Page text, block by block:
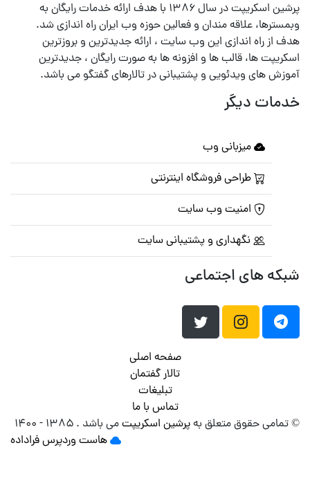
پرشین اسکریپت در سال ۱۳۸۶ با هدف ارائه خدمات رایگان به
وبمسترها، علاقه مندان و فعالین حوزه وب ایران راه اندازی شد.
هدف از راه اندازی این وب سایت ، ارائه جدیدترین و بروزترین
اسکریپت ها، قالب ها و افزونه ها به صورت رایگان ، جدیدترین
آموزش های ویدئویی و پشتیبانی در تالارهای گفتگو می باشد.
خدمات دیگر
میزبانی وب
طراحی فروشگاه اینترنتی
امنیت وب سایت
نگهداری و پشتیبانی سایت
شبکه های اجتماعی
صفحه اصلی
تالار گفتمان
تبلیغات
تماس با ما
© تمامی حقوق متعلق بهپرشین اسکریپتمی باشد . ۱۳۸۵ - ۱۴۰۰
هاست وردپرسفراداده